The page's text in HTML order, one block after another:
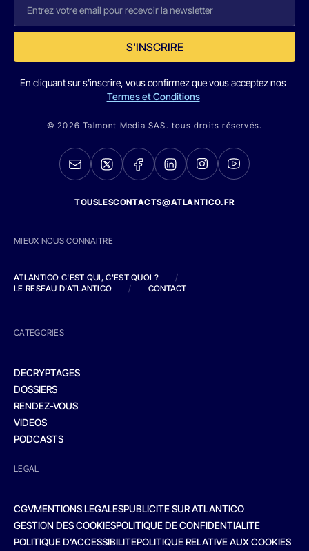
S'INSCRIRE
En cliquant sur s'inscrire, vous confirmez que vous acceptez nos
Termes et Conditions
© 2026 Talmont Media SAS. tous droits réservés.
TOUSLESCONTACTS@ATLANTICO.FR
MIEUX NOUS CONNAITRE
ATLANTICO C'EST QUI, C'EST QUOI ?
/
LE RESEAU D'ATLANTICO
/ CONTACT
CATEGORIES
DECRYPTAGES
DOSSIERS
RENDEZ-VOUS
VIDEOS
PODCASTS
LEGAL
CGVMENTIONS LEGALESPUBLICITE SUR ATLANTICO
GESTION DES COOKIESPOLITIQUE DE CONFIDENTIALITE
POLITIQUE D’ACCESSIBILITEPOLITIQUE RELATIVE AUX COOKIES